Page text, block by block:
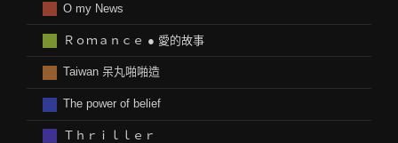
O my News
Ｒｏｍａｎｃｅ ● 愛的故事
Taiwan 呆丸啪啪造
The power of belief
Ｔｈｒｉｌｌｅｒ